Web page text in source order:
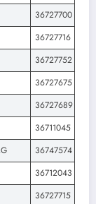
36727700
36727716
36727752
36727675
36727689
36711045
36747574
36712043
36727715